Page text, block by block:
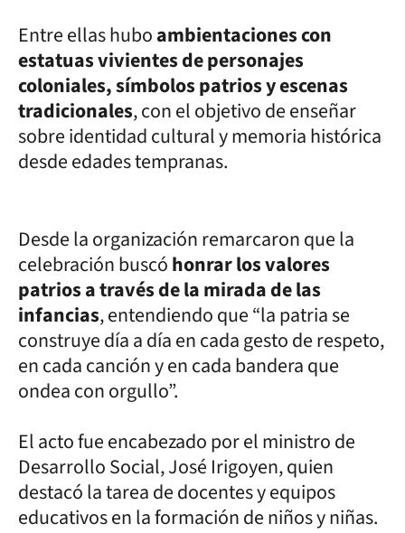
Entre ellas huboambientaciones con
estatuas vivientes de personajes
coloniales, símbolos patrios y escenas
tradicionales, con el objetivo de enseñar
sobre identidad cultural y memoria histórica
desde edades tempranas.
Desde la organización remarcaron que la
celebración buscóhonrar los valores
patrios a través de la mirada de las
infancias, entendiendo que “la patria se
construye día a día en cada gesto de respeto,
en cada canción y en cada bandera que
ondea con orgullo”.
El acto fue encabezado por el ministro de
Desarrollo Social, José Irigoyen, quien
destacó la tarea de docentes y equipos
educativos en la formación de niños y niñas.